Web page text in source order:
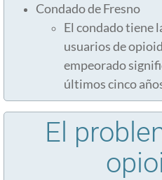
Naloxone
Wound Care
Medications For
Pregnant and
Syringe and
Condado de Fresno
El condado tiene
usuarios de
empeorado
últimos cinco
El